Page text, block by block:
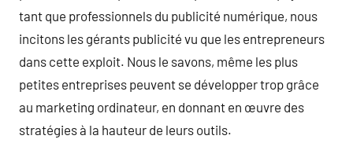
tant que professionnels du publicité numérique, nous
incitons les gérants publicité vu que les entrepreneurs
dans cette exploit. Nous le savons, même les plus
petites entreprises peuvent se développer trop grâce
au marketing ordinateur, en donnant en œuvre des
stratégies à la hauteur de leurs outils.